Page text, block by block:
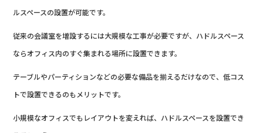
ルスペースの設置が可能です。
従来の会議室を増設するには大規模な工事が必要ですが、ハドルスペース
ならオフィス内のすぐ集まれる場所に設置できます。
テーブルやパーティションなどの必要な備品を揃えるだけなので、低コス
トで設置できるのもメリットです。
小規模なオフィスでもレイアウトを変えれば、ハドルスペースを設置でき